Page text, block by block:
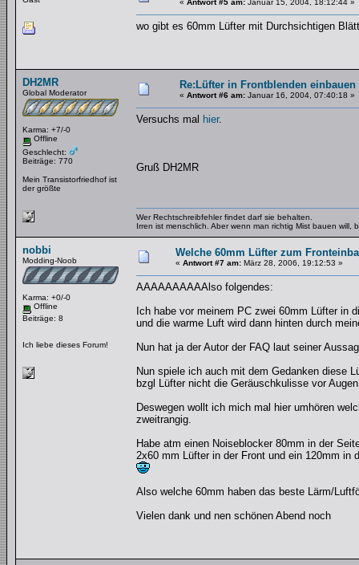
« Antwort #5 am: Januar 15, 2004, 18:12:44 »
wo gibt es 60mm Lüfter mit Durchsichtigen
DH2MR
Global Moderator
Karma: +7/-0
Offline
Geschlecht:
Beiträge: 770
Mein Transistorfriedhof ist
der größte
Re:Lüfter in Frontblenden einbauen
« Antwort #6 am: Januar 16, 2004, 07:40:18 »
Versuchs mal hier.
Gruß DH2MR
Wer Rechtschreibfehler findet darf sie behalten.
Irren ist menschlich. Aber wenn man richtig Mist bauen will,
nobbi
Modding-Noob
Karma: +0/-0
Offline
Beiträge: 8
Ich liebe dieses Forum!
Welche 60mm Lüfter zum
« Antwort #7 am: März 28, 2006, 19:12:53 »
AAAAAAAAAAlso folgendes:
Ich habe vor meinem PC zwei 60mm Lüfter in
und die warme Luft wird dann hinten durch
Nun hat ja der Autor der FAQ laut seiner
Nun spiele ich auch mit dem Gedanken diese
bzgl Lüfter nicht die Geräuschkulisse vor
Deswegen wollt ich mich mal hier umhören
zweitrangig.
Habe atm einen Noiseblocker 80mm in der
2x60 mm Lüfter in der Front und ein 120mm in
Also welche 60mm haben das beste Lärm/
Vielen dank und nen schönen Abend noch